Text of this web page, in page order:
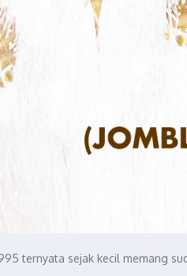
ternyata sejak kecil memang